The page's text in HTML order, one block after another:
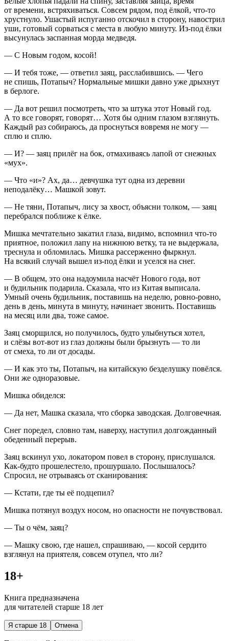
от времени, встряхиваться. Совсем рядом, под ёлкой, что-то
хрустнуло. Ушастый испуганно отскочил в сторону, навострил
уши, готовый сорваться с места в любую минуту. Из-под ёлки
высунулась заспанная морда медведя.
— С Новым годом, косой!
— И тебя тоже, — ответил заяц, расслабившись. — Чего
не спишь, Потапыч? Нормальные мишки давно уже дрыхнут
в берлоге.
— Да вот решил посмотреть, что за штука этот Новый год.
А то все говорят, говорят… Хотя бы одним глазом взглянуть.
Каждый раз собираюсь, да проснуться вовремя не могу —
сплю и сплю.
— И? — заяц прилёг на бок, отмахиваясь лапой от снежных
«мух».
— Что «и»? Ах, да… девчушка тут одна из деревни
неподалёку… Машкой зовут.
— Не тяни, Потапыч, лису за хвост, объясни толком, — заяц
перебрался поближе к ёлке.
Мишка мечтательно закатил глаза, видимо, вспомнил что-то
приятное, положил лапу на нижнюю ветку, та не выдержала,
треснула и обломилась. Мишка рассерженно фыркнул.
На всякий случай вышел из-под ёлки и уселся на снег.
— В общем, это она надоумила насчёт Нового года, вот
и будильник подарила. Сказала, что из Китая выписала.
Умный очень будильник, поставишь на неделю, ровно-ровно,
день в день, минута в минуту, начинает звонить. Поставишь
на месяц или два, тоже самое.
Заяц сморщился, но получилось, будто улыбнуться хотел,
и слёзы вот-вот из глаз должны были брызнуть — то ли
от смеха, то ли от досады.
— И как это ты, Потапыч, на китайскую безделушку повёлся.
Они же одноразовые.
Мишка обиделся:
— Да нет, Машка сказала, что сборка заводская. Долговечная.
Снег поредел, словно там, наверху, наступил долгожданный
обеденный перерыв.
Заяц вскинул ухо, локатором повел в сторону, прислушался.
Как-будто прошелестело, прошуршало. Послышалось?
Спросил, не отрываясь от сканирования:
— Кстати, где ты её подцепил?
Мишка потянул воздух носом, но опасности не почувствовал.
— Ты о чём, заяц?
— Машку свою, где нашел, спрашиваю, — косой сердито
взглянул на приятеля, совсем отупел, что ли?
18+
Книга предназначена
для читателей старше 18 лет
Я старше 18 Отмена